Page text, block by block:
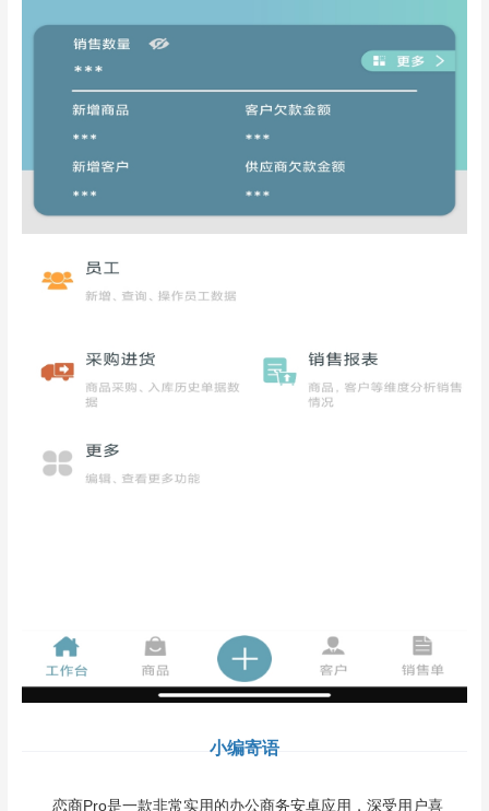
小编寄语
恋商Pro是一款非常实用的办公商务安卓应用，深受用户喜